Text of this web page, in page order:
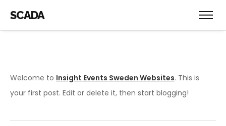
SCADA
Welcome to Insight Events Sweden Websites. This is
your first post. Edit or delete it, then start blogging!